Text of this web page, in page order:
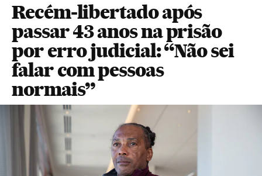
Recém-libertado após
passar 43 anos na prisão
por erro judicial: “Não sei
falar com pessoas
normais”